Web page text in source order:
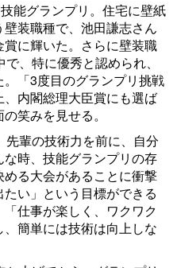
能グランプリ。住宅に壁紙
装職種で、池田謙志さん
賞に輝いた。さらに壁装職
、特に優秀と認められ、
「3度目のグランプリ挑戦
内閣総理大臣賞にも選ば
笑みを見せる。
輩の技術力を前に、自分
時、技能グランプリの存
る大会があることに衝撃
い」という目標ができる
仕事が楽しく、ワクワク
簡単には技術は向上しな